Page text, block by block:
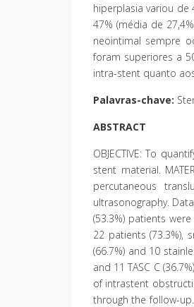
hiperplasia variou de
47% (média de
neointimal sempre
foram superiores a
intra-stent quanto
Palavras-chave:
ABSTRACT
OBJECTIVE: To
stent material.
percutaneous
ultrasonography.
(53.3%) patients
22 patients (73.3%),
(66.7%) and 10
and 11 TASC C
of intrastent
through the follow-